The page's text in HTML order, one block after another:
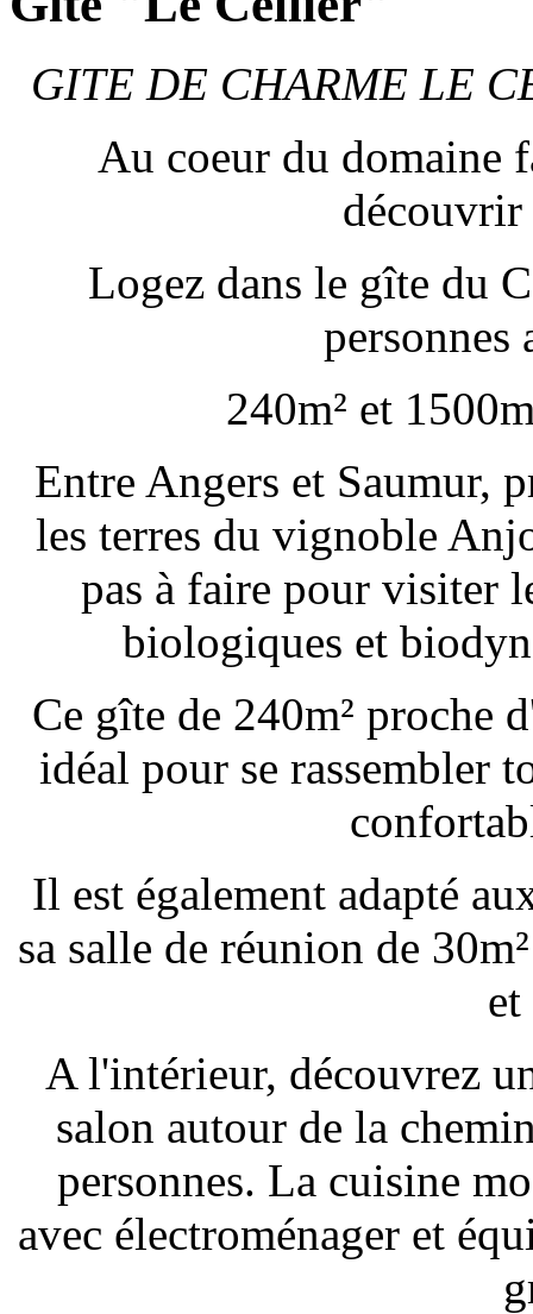
GITE DE CHARME LE
Au coeur du domaine
Logez dans le gîte du
personnes
240m² et
Entre Angers et Saumur,
les terres du vignoble
pas à faire pour visiter
biologiques et
Ce gîte de 240m² proche
idéal pour se rassembler
Il est également adapté
sa salle de réunion de
et
A l'intérieur, découvrez
salon autour de la
personnes. La cuisine
avec électroménager et